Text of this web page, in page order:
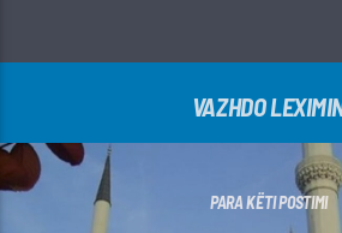
VAZHDO
PARA KËTI POSTIMI